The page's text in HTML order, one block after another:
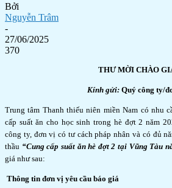
Bởi
Nguyễn Trâm
-
27/06/2025
370
THƯ MỜI CHÀO
Kính gửi:Quý công ty/
Trung tâm Thanh thiếu niên miền Nam có nhu
cấp suất ăn cho học sinh trong hè đợt 2 năm
công ty, đơn vị có tư cách pháp nhân và có đủ
thầu “Cung cấp suất ăn hè đợt 2 tại Vũng Tàu
giá như sau:
Thông tin đơn vị yêu cầu báo giá